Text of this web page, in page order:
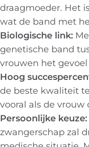
draagmoeder. Het
wat de band met
Biologische link:
genetische band
vrouwen het
Hoog
de beste kwaliteit
vooral als de vrouw
Persoonlijke keuze:
zwangerschap zal